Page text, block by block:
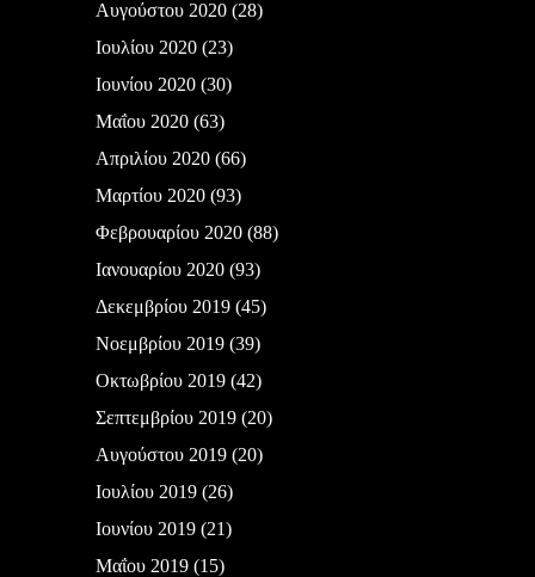
Αυγούστου 2020(28)
Ιουλίου 2020(23)
Ιουνίου 2020(30)
Μαΐου 2020(63)
Απριλίου 2020(66)
Μαρτίου 2020(93)
Φεβρουαρίου 2020(88)
Ιανουαρίου 2020(93)
Δεκεμβρίου 2019(45)
Νοεμβρίου 2019(39)
Οκτωβρίου 2019(42)
Σεπτεμβρίου 2019(20)
Αυγούστου 2019(20)
Ιουλίου 2019(26)
Ιουνίου 2019(21)
Μαΐου 2019(15)